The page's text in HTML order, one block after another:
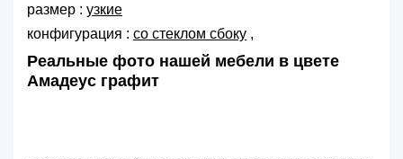
размер : узкие
конфигурация : со стеклом сбоку ,
Реальные фото нашей мебели в цвете
Амадеус графит